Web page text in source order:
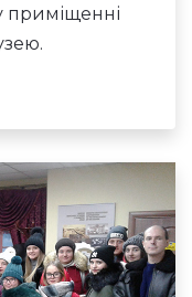
приміщенні